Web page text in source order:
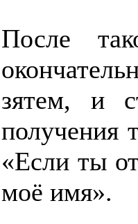
После
зятем, и
получения
«Если ты
моё имя».